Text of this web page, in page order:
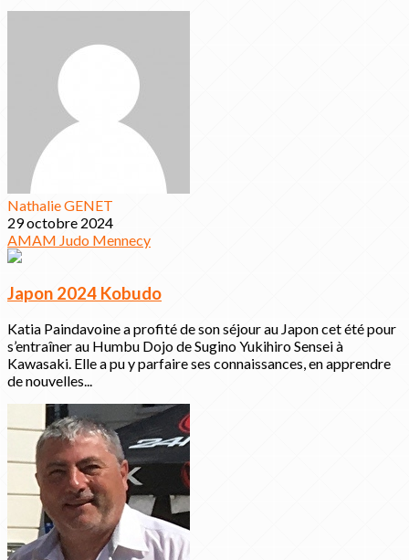
Nathalie GENET
29 octobre 2024
AMAM Judo Mennecy
Japon 2024 Kobudo
Katia Paindavoine a profité de son séjour au Japon cet été pour
s’entraîner au Humbu Dojo de Sugino Yukihiro Sensei à
Kawasaki. Elle a pu y parfaire ses connaissances, en apprendre
de nouvelles...